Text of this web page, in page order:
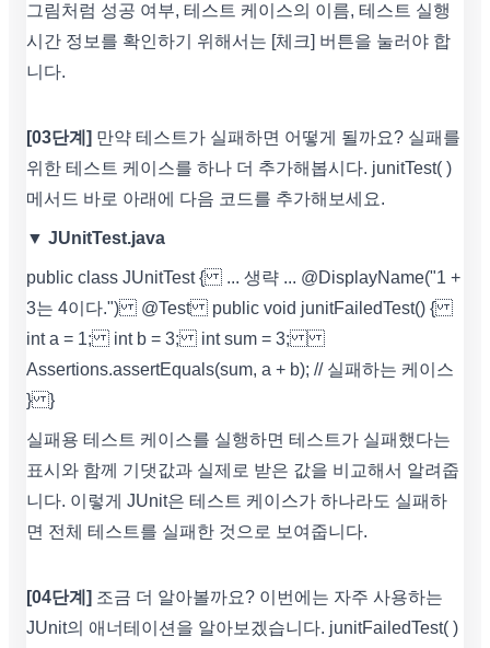
그림처럼 성공 여부, 테스트 케이스의 이름, 테스트 실행
시간 정보를 확인하기 위해서는 [체크] 버튼을 눌러야 합
니다.
[03단계] 만약 테스트가 실패하면 어떻게 될까요? 실패를
위한 테스트 케이스를 하나 더 추가해봅시다. junitTest( )
메서드 바로 아래에 다음 코드를 추가해보세요.
▼ JUnitTest.java
public class JUnitTest { ... 생략 ... @DisplayName("1 +
3는 4이다.") @Test public void junitFailedTest() {
int a = 1; int b = 3; int sum = 3;
Assertions.assertEquals(sum, a + b); // 실패하는 케이스
} }
실패용 테스트 케이스를 실행하면 테스트가 실패했다는
표시와 함께 기댓값과 실제로 받은 값을 비교해서 알려줍
니다. 이렇게 JUnit은 테스트 케이스가 하나라도 실패하
면 전체 테스트를 실패한 것으로 보여줍니다.
[04단계] 조금 더 알아볼까요? 이번에는 자주 사용하는
JUnit의 애너테이션을 알아보겠습니다. junitFailedTest( )